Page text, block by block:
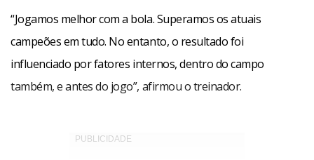
“Jogamos melhor com a bola. Superamos os atuais
campeões em tudo. No entanto, o resultado foi
influenciado por fatores internos, dentro do campo
também, e antes do jogo”, afirmou o treinador.